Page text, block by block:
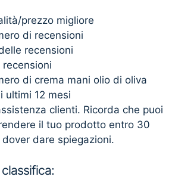
prezzo migliore
di recensioni
recensioni
di crema mani olio di oliva
ultimi 12 mesi
clienti. Ricorda che puoi
il tuo prodotto entro 30
dare spiegazioni.